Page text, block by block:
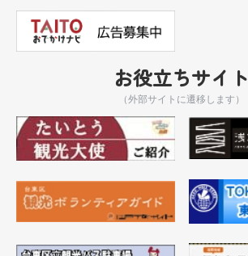
お役立ちサイト
（外部サイトに遷移します）